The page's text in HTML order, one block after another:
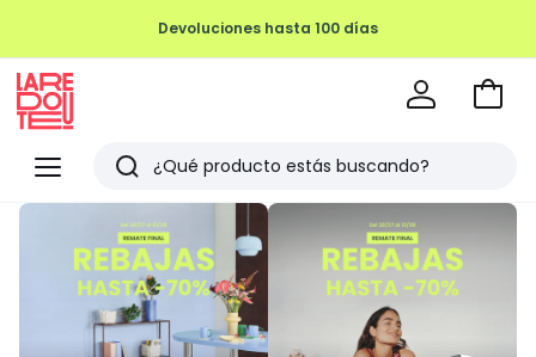
Devoluciones hasta 100 días
Menu
Redoute
Buscar
Últimos
artículos
vistos
Ir